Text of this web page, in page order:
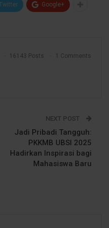
Google+
16143 Posts 1 Comments
NEXT POST
Jadi Pribadi Tangguh:
PKKMB UBSI 2025
Hadirkan Inspirasi bagi
Mahasiswa Baru